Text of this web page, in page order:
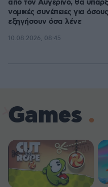
από τον Αυγερινό, θα
νομικές συνέπειες για
εξηγήσουν όσα λένε
10.08.2026, 08:45
Games